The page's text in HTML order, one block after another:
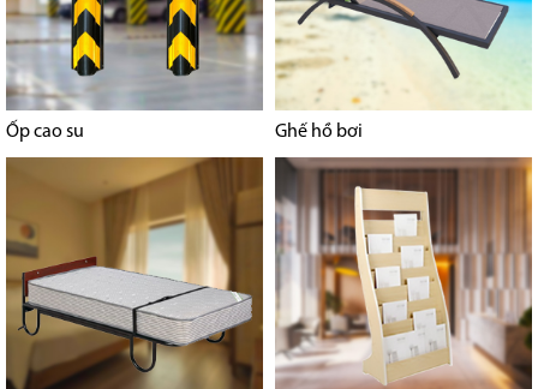
Ốp cao su Ghế hồ bơi